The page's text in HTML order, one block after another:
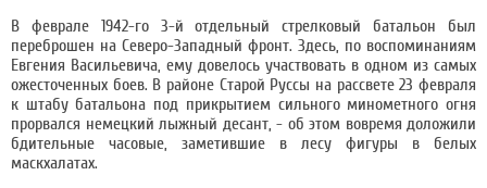
В феврале 1942-го 3-й отдельный стрелковый батальон был
переброшен на Северо-Западный фронт. Здесь, по воспоминаниям
Евгения Васильевича, ему довелось участвовать в одном из самых
ожесточенных боев. В районе Старой Руссы на рассвете 23 февраля
к штабу батальона под прикрытием сильного минометного огня
прорвался немецкий лыжный десант, - об этом вовремя доложили
бдительные часовые, заметившие в лесу фигуры в белых
маскхалатах.